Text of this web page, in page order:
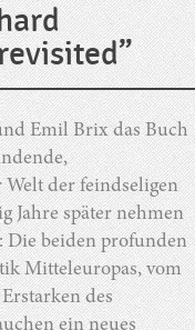
Emil Brix das Buch
der feindseligen
Jahre später nehmen
Die beiden profunden
Mitteleuropas, vom
des
ein neues